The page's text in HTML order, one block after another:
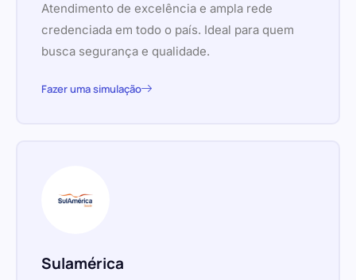
Atendimento de excelência e ampla rede
credenciada em todo o país. Ideal para quem
busca segurança e qualidade.
Fazer uma simulação
Sulamérica